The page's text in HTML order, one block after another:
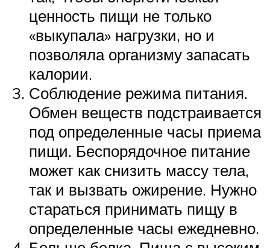
ценность пищи не только
«выкупала» нагрузки, но и
позволяла организму запасать
калории.
Соблюдение режима питания.
Обмен веществ подстраивается
под определенные часы приема
пищи. Беспорядочное питание
может как снизить массу тела,
так и вызвать ожирение. Нужно
стараться принимать пищу в
определенные часы ежедневно.